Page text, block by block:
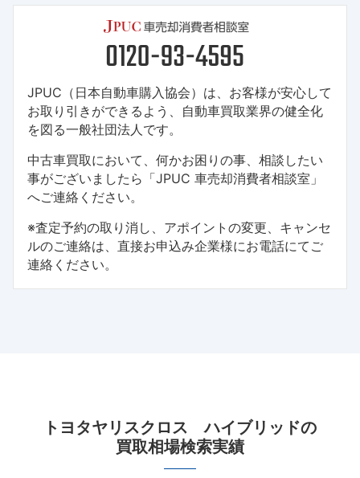
JPUC（日本自動車購入協会）は、お客様が安心して
お取り引きができるよう、自動車買取業界の健全化
を図る一般社団法人です。
中古車買取において、何かお困りの事、相談したい
事がございましたら「JPUC 車売却消費者相談室」
へご連絡ください。
※査定予約の取り消し、アポイントの変更、キャンセ
ルのご連絡は、直接お申込み企業様にお電話にてご
連絡ください。
トヨタヤリスクロス ハイブリッドの
買取相場検索実績